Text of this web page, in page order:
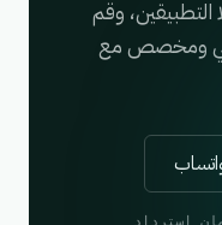
وقم
ومخصص مع